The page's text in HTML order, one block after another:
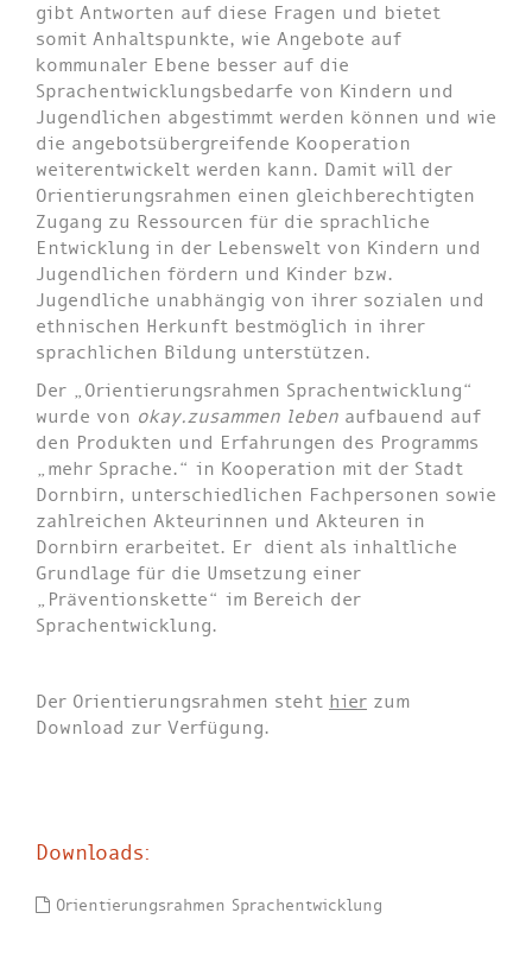
gibt Antworten auf diese Fragen und bietet
somit Anhaltspunkte, wie Angebote auf
kommunaler Ebene besser auf die
Sprachentwicklungsbedarfe von Kindern und
Jugendlichen abgestimmt werden können und wie
die angebotsübergreifende Kooperation
weiterentwickelt werden kann. Damit will der
Orientierungsrahmen einen gleichberechtigten
Zugang zu Ressourcen für die sprachliche
Entwicklung in der Lebenswelt von Kindern und
Jugendlichen fördern und Kinder bzw.
Jugendliche unabhängig von ihrer sozialen und
ethnischen Herkunft bestmöglich in ihrer
sprachlichen Bildung unterstützen.
Der „Orientierungsrahmen Sprachentwicklung“
wurde von okay.zusammen leben aufbauend auf
den Produkten und Erfahrungen des Programms
„mehr Sprache.“ in Kooperation mit der Stadt
Dornbirn, unterschiedlichen Fachpersonen sowie
zahlreichen Akteurinnen und Akteuren in
Dornbirn erarbeitet. Er dient als inhaltliche
Grundlage für die Umsetzung einer
„Präventionskette“ im Bereich der
Sprachentwicklung.
Der Orientierungsrahmen steht hier zum
Download zur Verfügung.
Downloads:
Orientierungsrahmen Sprachentwicklung